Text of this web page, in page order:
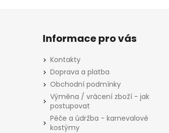
Informace pro vás
Kontakty
Doprava a platba
Obchodní podmínky
Výměna / vrácení zboží - jak
postupovat
Péče a údržba - karnevalové
kostýmy